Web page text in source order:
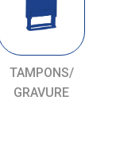
TAMPONS/
GRAVURE